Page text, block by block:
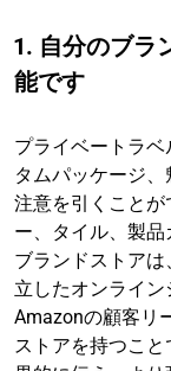
1. 自分のブラ
能です
プライベートラ
タムパッケージ
注意を引くこと
ー、タイル、製
ブランドストア
立したオンライン
Amazonの顧客リ
ストアを持つこ